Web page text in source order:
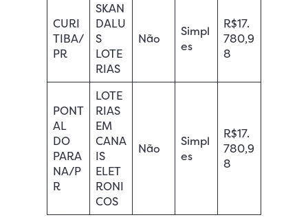
CURI
TIBA/
PR
SKAN
DALU
S
LOTE
RIAS
Não
Simpl
es
R$17.
780,9
8
PONT
AL
DO
PARA
NA/P
R
LOTE
RIAS
EM
CANA
IS
ELET
RONI
COS
Não
Simpl
es
R$17.
780,9
8